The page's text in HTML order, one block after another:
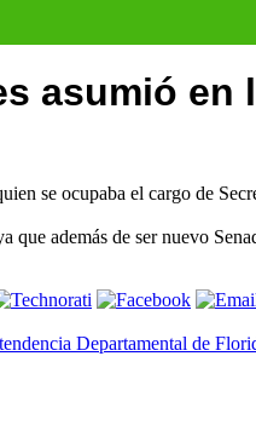
asumió
se ocupaba el cargo de
además de ser nuevo
Departamental de